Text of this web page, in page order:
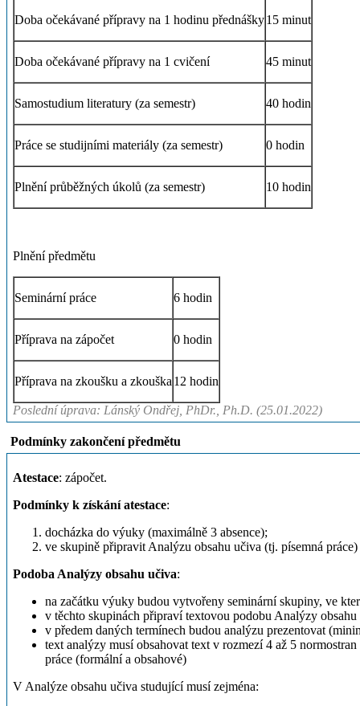
Doba očekávané přípravy na 1 hodinu přednášky15 minut
Doba očekávané přípravy na 1 cvičení 45 minut
Samostudium literatury (za semestr) 40 hodin
Práce se studijními materiály (za semestr) 0 hodin
Plnění průběžných úkolů (za semestr) 10 hodin
Plnění předmětu
Seminární práce 6 hodin
Příprava na zápočet 0 hodin
Příprava na zkoušku a zkouška 12 hodin
Poslední úprava: Lánský Ondřej, PhDr., Ph.D. (25.01.2022)
Podmínky zakončení předmětu
Atestace: zápočet.
Podmínky k získání atestace:
docházka do výuky (maximálně 3 absence);
ve skupině připravit Analýzu obsahu učiva (tj. písemná
Podoba Analýzy obsahu učiva:
na začátku výuky budou vytvořeny seminární skupiny, ve
v těchto skupinách připraví textovou podobu Analýzy
v předem daných termínech budou analýzu prezentovat
text analýzy musí obsahovat text v rozmezí 4 až 5
práce (formální a obsahové)
V Analýze obsahu učiva studující musí zejména: